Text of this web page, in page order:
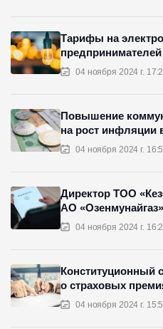
04 ноября 2024 г.
Тарифы на
04 ноября 2024 г.
Повышение
на рост инфляции
04 ноября 2024 г.
Директор ТОО
АО «Озенмунайгаз»
04 ноября 2024 г.
Конституционный
о страховых